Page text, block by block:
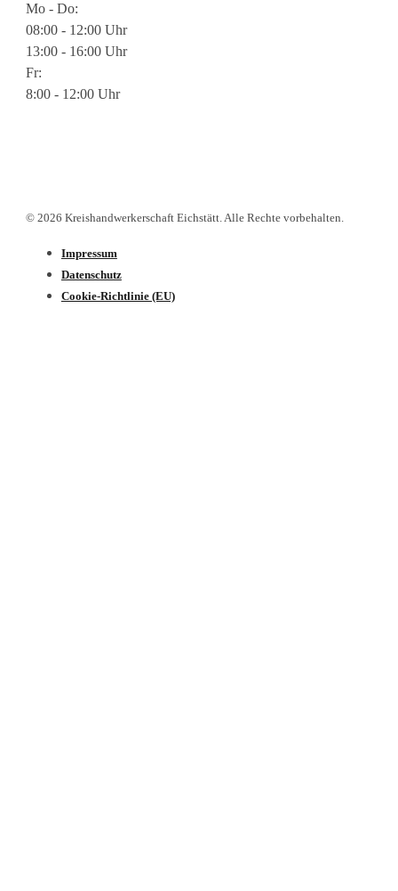
Mo - Do:
08:00 - 12:00 Uhr
13:00 - 16:00 Uhr
Fr:
8:00 - 12:00 Uhr
© 2026 Kreishandwerkerschaft Eichstätt. Alle Rechte vorbehalten.
Impressum
Datenschutz­
Cookie-Richtlinie (EU)